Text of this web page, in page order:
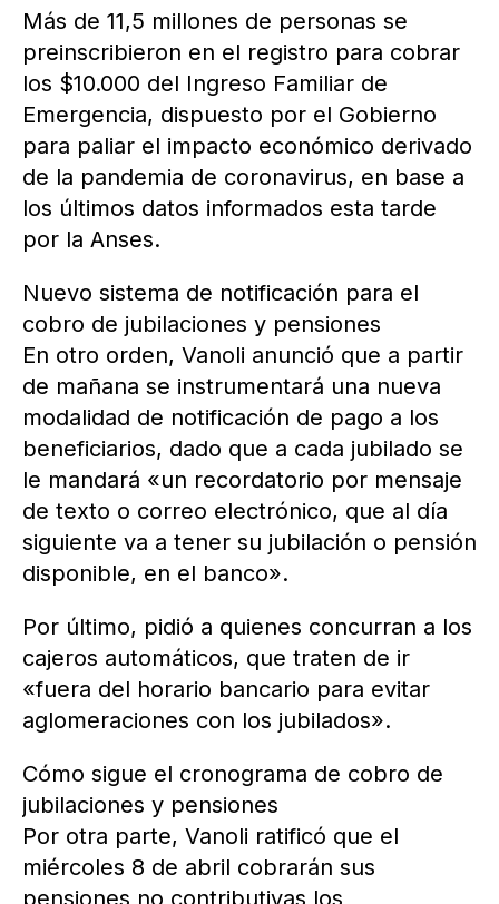
Más de 11,5 millones de personas se
preinscribieron en el registro para cobrar
los $10.000 del Ingreso Familiar de
Emergencia, dispuesto por el Gobierno
para paliar el impacto económico derivado
de la pandemia de coronavirus, en base a
los últimos datos informados esta tarde
por la Anses.
Nuevo sistema de notificación para el
cobro de jubilaciones y pensiones
En otro orden, Vanoli anunció que a partir
de mañana se instrumentará una nueva
modalidad de notificación de pago a los
beneficiarios, dado que a cada jubilado se
le mandará «un recordatorio por mensaje
de texto o correo electrónico, que al día
siguiente va a tener su jubilación o pensión
disponible, en el banco».
Por último, pidió a quienes concurran a los
cajeros automáticos, que traten de ir
«fuera del horario bancario para evitar
aglomeraciones con los jubilados».
Cómo sigue el cronograma de cobro de
jubilaciones y pensiones
Por otra parte, Vanoli ratificó que el
miércoles 8 de abril cobrarán sus
pensiones no contributivas los